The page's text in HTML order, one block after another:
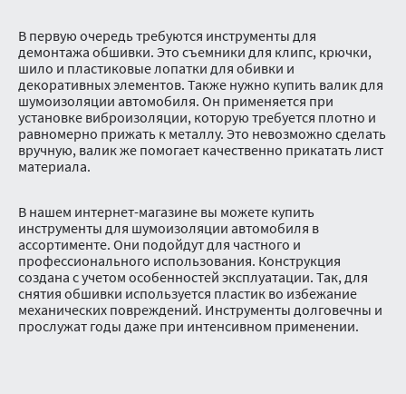
В первую очередь требуются инструменты для
демонтажа обшивки. Это съемники для клипс, крючки,
шило и пластиковые лопатки для обивки и
декоративных элементов. Также нужно купить валик для
шумоизоляции автомобиля. Он применяется при
установке виброизоляции, которую требуется плотно и
равномерно прижать к металлу. Это невозможно сделать
вручную, валик же помогает качественно прикатать лист
материала.
В нашем интернет-магазине вы можете купить
инструменты для шумоизоляции автомобиля в
ассортименте. Они подойдут для частного и
профессионального использования. Конструкция
создана с учетом особенностей эксплуатации. Так, для
снятия обшивки используется пластик во избежание
механических повреждений. Инструменты долговечны и
прослужат годы даже при интенсивном применении.